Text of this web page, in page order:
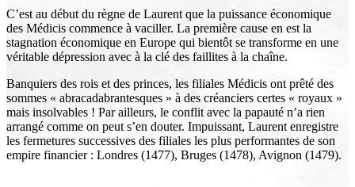
C’est au début du règne de Laurent que la puissance économique
des Médicis commence à vaciller. La première cause en est la
stagnation économique en Europe qui bientôt se transforme en une
véritable dépression avec à la clé des faillites à la chaîne.
Banquiers des rois et des princes, les filiales Médicis ont prêté des
sommes « abracadabrantesques » à des créanciers certes « royaux »
mais insolvables ! Par ailleurs, le conflit avec la papauté n’a rien
arrangé comme on peut s’en douter. Impuissant, Laurent enregistre
les fermetures successives des filiales les plus performantes de son
empire financier : Londres (1477), Bruges (1478), Avignon (1479).